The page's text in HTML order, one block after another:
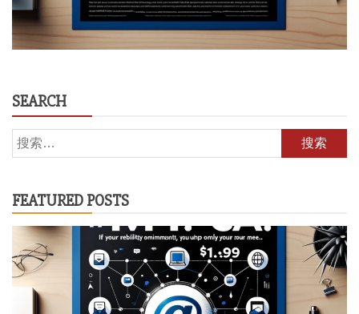
SEARCH
搜
索：
FEATURED POSTS